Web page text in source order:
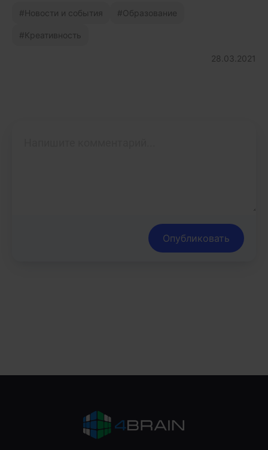
Новости и события Образование
Креативность
28.03.2021
Опубликовать